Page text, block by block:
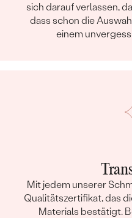
sich darauf verlassen,
dass schon die
einem
Mit jedem unserer
Qualitätszertifikat, das
Materials bestätigt.